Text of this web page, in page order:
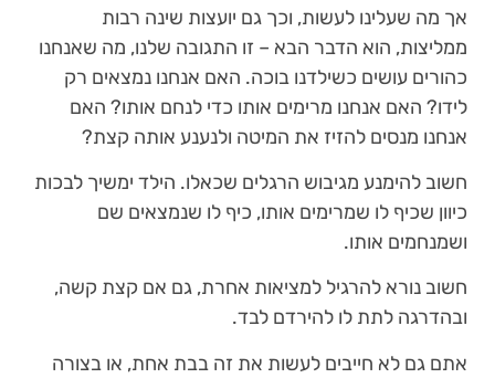
אך מה שעלינו לעשות, וכך גם יועצות שינה רבות
ממליצות, הוא הדבר הבא – זו התגובה שלנו, מה שאנחנו
כהורים עושים כשילדנו בוכה. האם אנחנו נמצאים רק
לידו? האם אנחנו מרימים אותו כדי לנחם אותו? האם
אנחנו מנסים להזיז את המיטה ולנענע אותה קצת?
חשוב להימנע מגיבוש הרגלים שכאלו. הילד ימשיך לבכות
כיוון שכיף לו שמרימים אותו, כיף לו שנמצאים שם
ושמנחמים אותו.
חשוב נורא להרגיל למציאות אחרת, גם אם קצת קשה,
ובהדרגה לתת לו להירדם לבד.
אתם גם לא חייבים לעשות את זה בבת אחת, או בצורה